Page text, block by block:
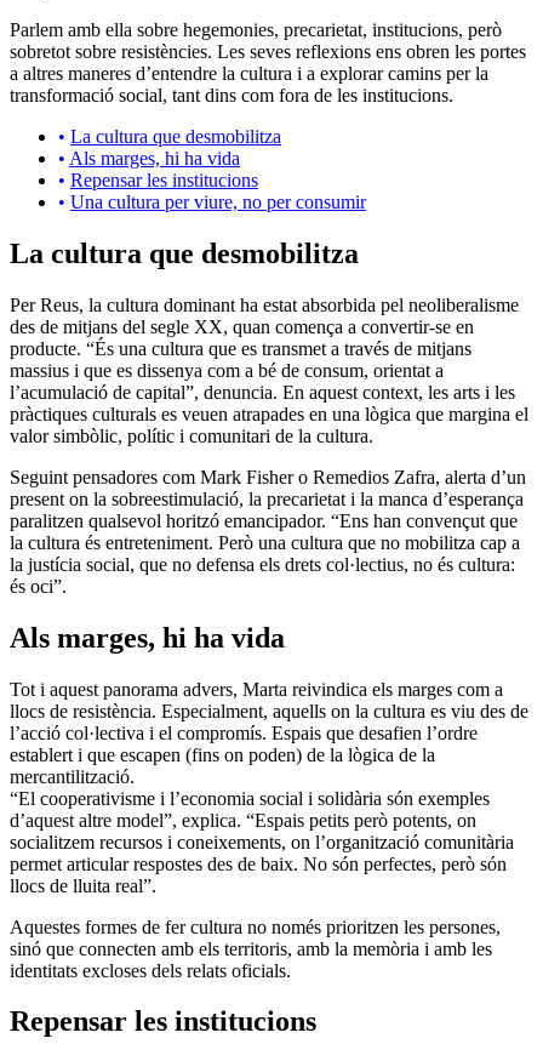
Parlem amb ella sobre hegemonies, precarietat, institucions, però
sobretot sobre resistències. Les seves reflexions ens obren les portes
a altres maneres d’entendre la cultura i a explorar camins per la
transformació social, tant dins com fora de les institucions.
La cultura que desmobilitza
Als marges, hi ha vida
Repensar les institucions
Una cultura per viure, no per consumir
La cultura que desmobilitza
Per Reus, la cultura dominant ha estat absorbida pel neoliberalisme
des de mitjans del segle XX, quan comença a convertir-se en
producte. “És una cultura que es transmet a través de mitjans
massius i que es dissenya com a bé de consum, orientat a
l’acumulació de capital”, denuncia. En aquest context, les arts i les
pràctiques culturals es veuen atrapades en una lògica que margina el
valor simbòlic, polític i comunitari de la cultura.
Seguint pensadores com Mark Fisher o Remedios Zafra, alerta d’un
present on la sobreestimulació, la precarietat i la manca d’esperança
paralitzen qualsevol horitzó emancipador. “Ens han convençut que
la cultura és entreteniment. Però una cultura que no mobilitza cap a
la justícia social, que no defensa els drets col·lectius, no és cultura:
és oci”.
Als marges, hi ha vida
Tot i aquest panorama advers, Marta reivindica els marges com a
llocs de resistència. Especialment, aquells on la cultura es viu des de
l’acció col·lectiva i el compromís. Espais que desafien l’ordre
establert i que escapen (fins on poden) de la lògica de la
mercantilització.
“El cooperativisme i l’economia social i solidària són exemples
d’aquest altre model”, explica. “Espais petits però potents, on
socialitzem recursos i coneixements, on l’organització comunitària
permet articular respostes des de baix. No són perfectes, però són
llocs de lluita real”.
Aquestes formes de fer cultura no només prioritzen les persones,
sinó que connecten amb els territoris, amb la memòria i amb les
identitats excloses dels relats oficials.
Repensar les institucions